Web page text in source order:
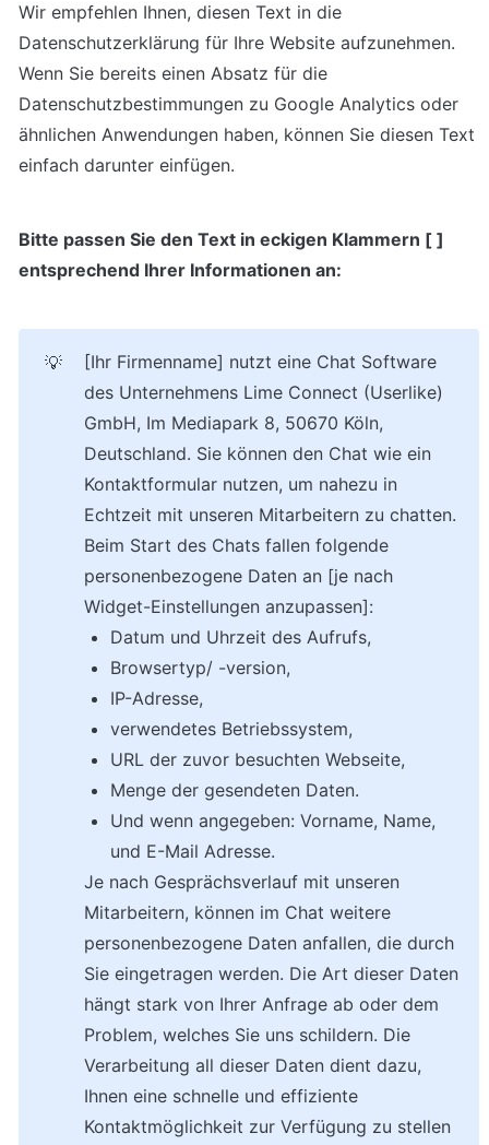
Wir empfehlen Ihnen, diesen Text in die
Datenschutzerklärung für Ihre Website aufzunehmen.
Wenn Sie bereits einen Absatz für die
Datenschutzbestimmungen zu Google Analytics oder
ähnlichen Anwendungen haben, können Sie diesen Text
einfach darunter einfügen.
Bitte passen Sie den Text in eckigen Klammern [ ]
entsprechend Ihrer Informationen an:
💡
[Ihr Firmenname] nutzt eine Chat Software
des Unternehmens Lime Connect (Userlike)
GmbH, Im Mediapark 8, 50670 Köln,
Deutschland. Sie können den Chat wie ein
Kontaktformular nutzen, um nahezu in
Echtzeit mit unseren Mitarbeitern zu chatten.
Beim Start des Chats fallen folgende
personenbezogene Daten an [je nach
Widget-Einstellungen anzupassen]:
Datum und Uhrzeit des Aufrufs,
Browsertyp/ -version,
IP-Adresse,
verwendetes Betriebssystem,
URL der zuvor besuchten Webseite,
Menge der gesendeten Daten.
Und wenn angegeben: Vorname, Name,
und E-Mail Adresse.
Je nach Gesprächsverlauf mit unseren
Mitarbeitern, können im Chat weitere
personenbezogene Daten anfallen, die durch
Sie eingetragen werden. Die Art dieser Daten
hängt stark von Ihrer Anfrage ab oder dem
Problem, welches Sie uns schildern. Die
Verarbeitung all dieser Daten dient dazu,
Ihnen eine schnelle und effiziente
Kontaktmöglichkeit zur Verfügung zu stellen